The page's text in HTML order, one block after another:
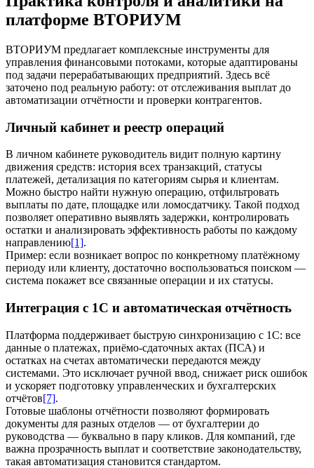
платформе ВТОРИУМ
ВТОРИУМ предлагает комплексные инструменты для
управления финансовыми потоками, которые адаптированы
под задачи перерабатывающих предприятий. Здесь всё
заточено под реальную работу: от отслеживания выплат до
автоматизации отчётности и проверки контрагентов.
Личный кабинет и реестр операций
В личном кабинете руководитель видит полную картину
движения средств: история всех транзакций, статусы
платежей, детализация по категориям сырья и клиентам.
Можно быстро найти нужную операцию, отфильтровать
выплаты по дате, площадке или ломосдатчику. Такой подход
позволяет оперативно выявлять задержки, контролировать
остатки и анализировать эффективность работы по каждому
направлению[1].
Пример: если возникает вопрос по конкретному платёжному
периоду или клиенту, достаточно воспользоваться поиском —
система покажет все связанные операции и их статусы.
Интеграция с 1С и автоматическая отчётность
Платформа поддерживает быструю синхронизацию с 1С: все
данные о платежах, приёмо-сдаточных актах (ПСА) и
остатках на счетах автоматически передаются между
системами. Это исключает ручной ввод, снижает риск ошибок
и ускоряет подготовку управленческих и бухгалтерских
отчётов[7].
Готовые шаблоны отчётности позволяют формировать
документы для разных отделов — от бухгалтерии до
руководства — буквально в пару кликов. Для компаний, где
важна прозрачность выплат и соответствие законодательству,
такая автоматизация становится стандартом.